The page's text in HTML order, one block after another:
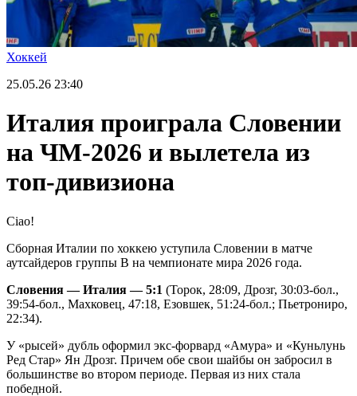
Хоккей
25.05.26 23:40
Италия проиграла Словении
на ЧМ-2026 и вылетела из
топ-дивизиона
Ciao!
Сборная Италии по хоккею уступила Словении в матче
аутсайдеров группы В на чемпионате мира 2026 года.
Словения — Италия — 5:1 (Торок, 28:09, Дрозг, 30:03-бол.,
39:54-бол., Махковец, 47:18, Езовшек, 51:24-бол.; Пьетрониро,
22:34).
У «рысей» дубль оформил экс-форвард «Амура» и «Куньлунь
Ред Стар» Ян Дрозг. Причем обе свои шайбы он забросил в
большинстве во втором периоде. Первая из них стала
победной.